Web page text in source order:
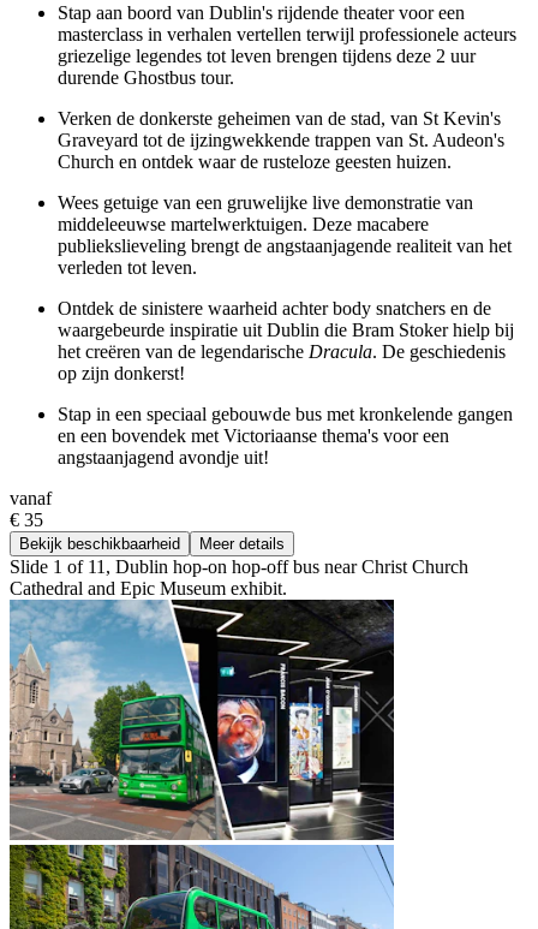
Stap aan boord van Dublin's rijdende theater voor een
masterclass in verhalen vertellen terwijl professionele acteurs
griezelige legendes tot leven brengen tijdens deze 2 uur
durende Ghostbus tour.
Verken de donkerste geheimen van de stad, van St Kevin's
Graveyard tot de ijzingwekkende trappen van St. Audeon's
Church en ontdek waar de rusteloze geesten huizen.
Wees getuige van een gruwelijke live demonstratie van
middeleeuwse martelwerktuigen. Deze macabere
publiekslieveling brengt de angstaanjagende realiteit van het
verleden tot leven.
Ontdek de sinistere waarheid achter body snatchers en de
waargebeurde inspiratie uit Dublin die Bram Stoker hielp bij
het creëren van de legendarische Dracula. De geschiedenis
op zijn donkerst!
Stap in een speciaal gebouwde bus met kronkelende gangen
en een bovendek met Victoriaanse thema's voor een
angstaanjagend avondje uit!
vanaf
€ 35
Bekijk beschikbaarheid Meer details
Slide 1 of 11, Dublin hop-on hop-off bus near Christ Church
Cathedral and Epic Museum exhibit.